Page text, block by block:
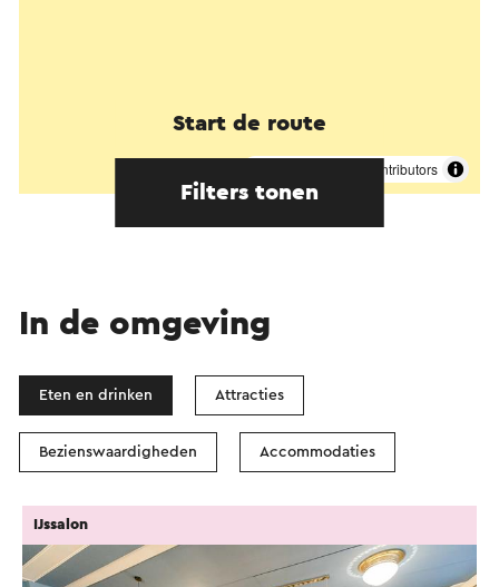
contributors
Start de route
Filters tonen
In de omgeving
Eten en drinken Attracties
Bezienswaardigheden Accommodaties
IJssalon